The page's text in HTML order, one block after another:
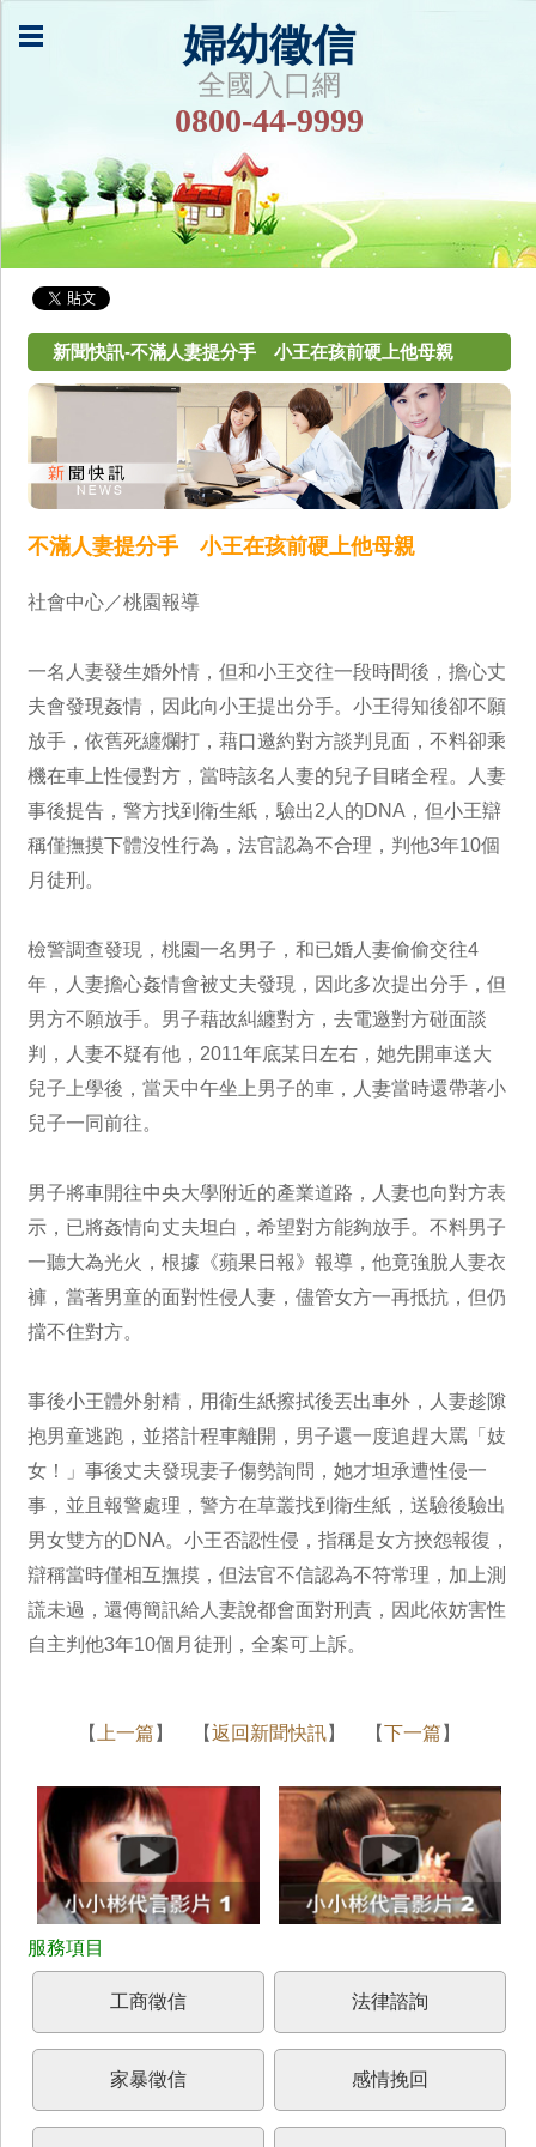
婦幼徵信
全國入口網
0800-44-9999
新聞快訊-不滿人妻提分手 小王在孩前硬上他母親
不滿人妻提分手 小王在孩前硬上他母親
社會中心／桃園報導
一名人妻發生婚外情，但和小王交往一段時間後，擔心丈
夫會發現姦情，因此向小王提出分手。小王得知後卻不願
放手，依舊死纏爛打，藉口邀約對方談判見面，不料卻乘
機在車上性侵對方，當時該名人妻的兒子目睹全程。人妻
事後提告，警方找到衛生紙，驗出2人的DNA，但小王辯
稱僅撫摸下體沒性行為，法官認為不合理，判他3年10個
月徒刑。
檢警調查發現，桃園一名男子，和已婚人妻偷偷交往4
年，人妻擔心姦情會被丈夫發現，因此多次提出分手，但
男方不願放手。男子藉故糾纏對方，去電邀對方碰面談
判，人妻不疑有他，2011年底某日左右，她先開車送大
兒子上學後，當天中午坐上男子的車，人妻當時還帶著小
兒子一同前往。
男子將車開往中央大學附近的產業道路，人妻也向對方表
示，已將姦情向丈夫坦白，希望對方能夠放手。不料男子
一聽大為光火，根據《蘋果日報》報導，他竟強脫人妻衣
褲，當著男童的面對性侵人妻，儘管女方一再抵抗，但仍
擋不住對方。
事後小王體外射精，用衛生紙擦拭後丟出車外，人妻趁隙
抱男童逃跑，並搭計程車離開，男子還一度追趕大罵「妓
女！」事後丈夫發現妻子傷勢詢問，她才坦承遭性侵一
事，並且報警處理，警方在草叢找到衛生紙，送驗後驗出
男女雙方的DNA。小王否認性侵，指稱是女方挾怨報復，
辯稱當時僅相互撫摸，但法官不信認為不符常理，加上測
謊未過，還傳簡訊給人妻說都會面對刑責，因此依妨害性
自主判他3年10個月徒刑，全案可上訴。
【 上一篇 】 【返回新聞快訊】 【下一篇 】
工商徵信 法律諮詢
家暴徵信 感情挽回